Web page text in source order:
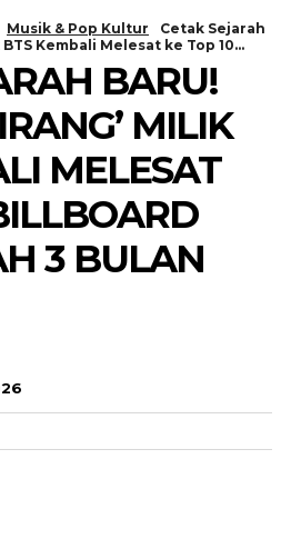
Musik & Pop Kultur
Cetak Sejarah
Kembali Melesat ke Top 10...
BARU!
MILIK
MELESAT
3 BULAN